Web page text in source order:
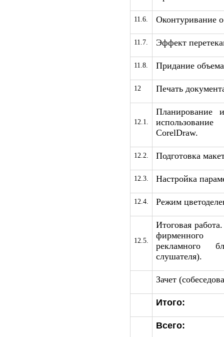
11.6. Оконтуривание
11.7. Эффект
11.8. Придание
12 Печать
12.1.
Планирование
CorelDraw.
12.2. Подготовка
12.3. Настройка
12.4. Режим
12.5.
Итоговая
фирменного
рекламного
слушателя).
Зачет
Итого:
Всего: